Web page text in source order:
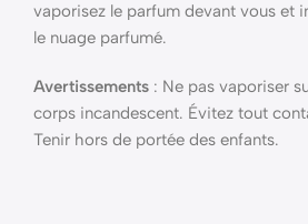
vaporisez le parfum devant vous et
le nuage parfumé.
Avertissements : Ne pas vaporiser
corps incandescent. Évitez tout
Tenir hors de portée des enfants.